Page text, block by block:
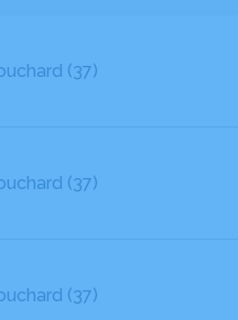
(37)
(37)
(37)